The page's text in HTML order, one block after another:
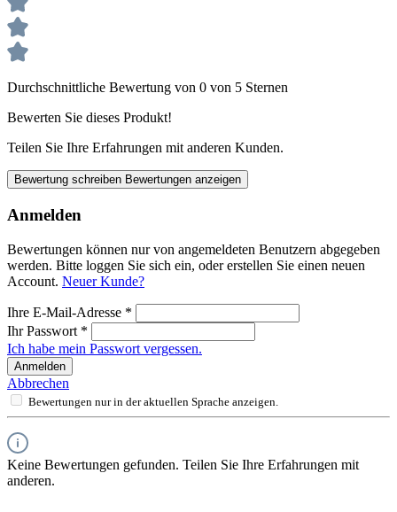
Durchschnittliche Bewertung von 0 von 5 Sternen
Bewerten Sie dieses Produkt!
Teilen Sie Ihre Erfahrungen mit anderen Kunden.
Bewertung schreiben Bewertungen anzeigen
Anmelden
Bewertungen können nur von angemeldeten Benutzern abgegeben
werden. Bitte loggen Sie sich ein, oder erstellen Sie einen neuen
Account. Neuer Kunde?
Ihre E-Mail-Adresse *
Ihr Passwort *
Ich habe mein Passwort vergessen.
Anmelden
Abbrechen
Bewertungen nur in der aktuellen Sprache anzeigen.
Keine Bewertungen gefunden. Teilen Sie Ihre Erfahrungen mit
anderen.